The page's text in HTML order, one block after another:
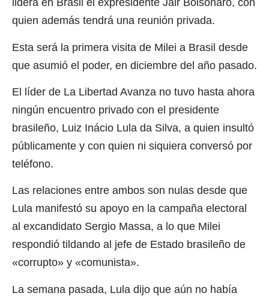
lidera en Brasil el expresidente Jair Bolsonaro, con
quien además tendrá una reunión privada.
Esta será la primera visita de Milei a Brasil desde
que asumió el poder, en diciembre del año pasado.
El líder de La Libertad Avanza no tuvo hasta ahora
ningún encuentro privado con el presidente
brasileño, Luiz Inácio Lula da Silva, a quien insultó
públicamente y con quien ni siquiera conversó por
teléfono.
Las relaciones entre ambos son nulas desde que
Lula manifestó su apoyo en la campaña electoral
al excandidato Sergio Massa, a lo que Milei
respondió tildando al jefe de Estado brasileño de
«corrupto» y «comunista».
La semana pasada, Lula dijo que aún no había